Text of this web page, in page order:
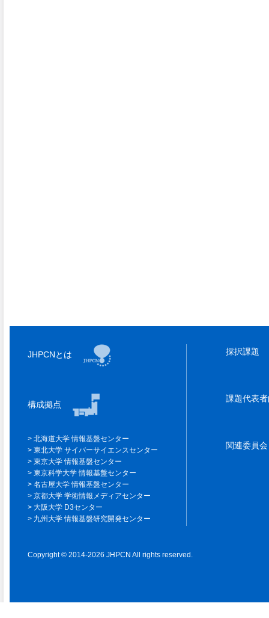
JHPCNとは
構成拠点
北海道大学 情報基盤センター
東北大学 サイバーサイエンスセンター
東京大学 情報基盤センター
東京科学大学 情報基盤センター
名古屋大学 情報基盤センター
京都大学 学術情報メディアセンター
大阪大学 D3センター
九州大学 情報基盤研究開発センター
採択課題
課題代表
関連委員
Copyright © 2014-2026 JHPCN All rights reserved.